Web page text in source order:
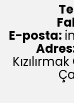
E-posta: